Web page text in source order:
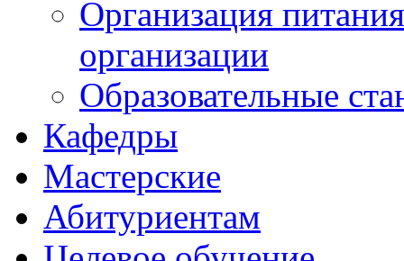
Организация
организации
Образовательные
Кафедры
Мастерские
Абитуриентам